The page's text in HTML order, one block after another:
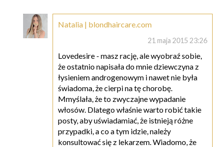
Natalia | blondhaircare.com
21 maja 2015 23:26
Lovedesire - masz rację, ale wyobraź sobie,
że ostatnio napisała do mnie dziewczyna z
łysieniem androgenowym i nawet nie była
świadoma, że cierpi na tę chorobę.
Mmyślała, że to zwyczajne wypadanie
włosów. Dlatego właśnie warto robić takie
posty, aby uświadamiać, że istnieją różne
przypadki, a co a tym idzie, należy
konsultować się z lekarzem. Wiadomo, że